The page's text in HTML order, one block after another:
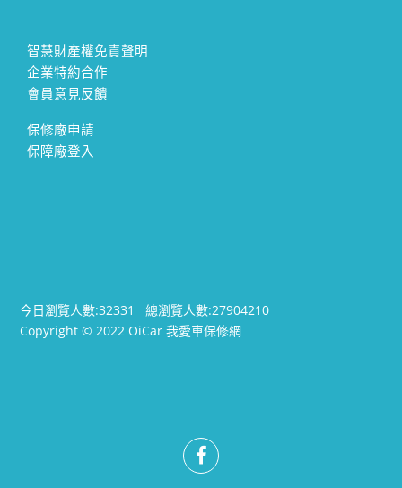
智慧財產權免責聲明
企業特約合作
會員意見反饋
保修廠申請
保障廠登入
今日瀏覽人數:32331總瀏覽人數:27904210
Copyright © 2022 OiCar 我愛車保修網